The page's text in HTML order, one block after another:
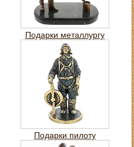
Подарки металлургу
Подарки пилоту